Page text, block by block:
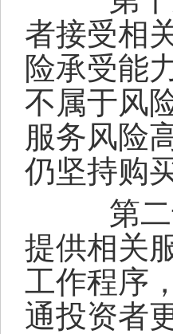
者接受相
险承受能
不属于风
服务风险
仍坚持购
第二
提供相关
工作程序
通投资者